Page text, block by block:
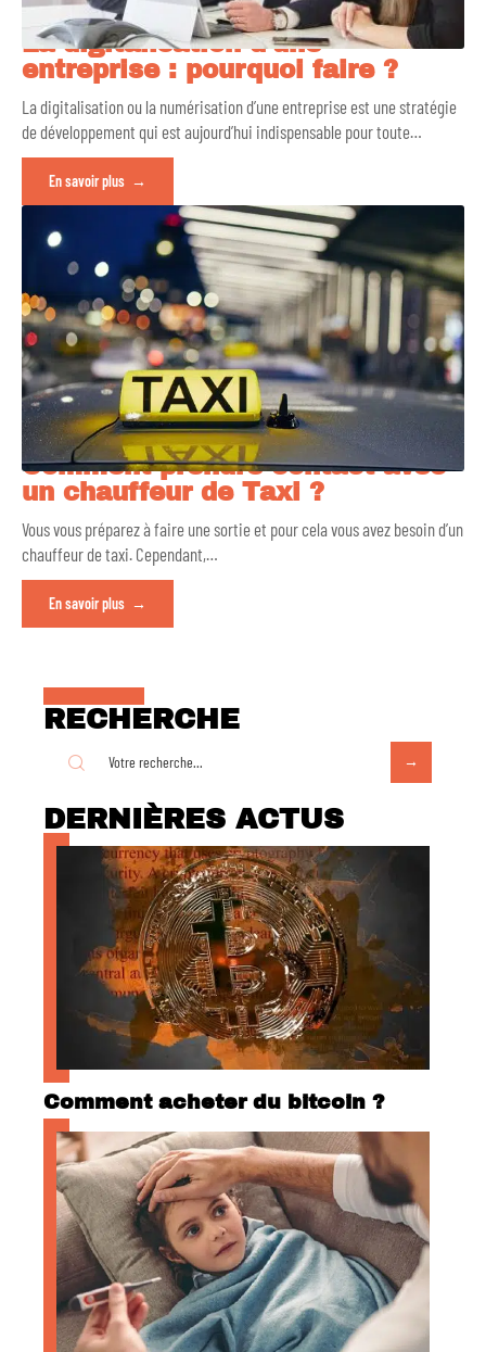
La digitalisation d’une
entreprise : pourquoi faire ?
La digitalisation ou la numérisation d’une entreprise est une stratégie
de développement qui est aujourd’hui indispensable pour toute…
En savoir plus
Comment prendre contact avec
un chauffeur de Taxi ?
Vous vous préparez à faire une sortie et pour cela vous avez besoin d’un
chauffeur de taxi. Cependant,…
En savoir plus
RECHERCHE
DERNIÈRES ACTUS
Comment acheter du bitcoin ?